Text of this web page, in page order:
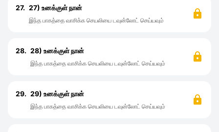
27. 27) உனக்குள் நான்
இந்த பாகத்தை வாசிக்க செயலியை டவுன்லோட் செய்யவும்
28. 28) உனக்குள் நான்
இந்த பாகத்தை வாசிக்க செயலியை டவுன்லோட் செய்யவும்
29. 29) உனக்குள் நான்
இந்த பாகத்தை வாசிக்க செயலியை டவுன்லோட் செய்யவும்